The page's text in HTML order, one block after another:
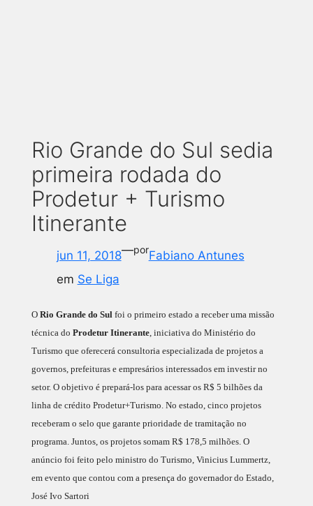
Rio Grande do Sul sedia
primeira rodada do
Prodetur + Turismo
Itinerante
jun 11, 2018—porFabiano Antunes
em Se Liga
O Rio Grande do Sul foi o primeiro estado a receber uma missão
técnica do Prodetur Itinerante, iniciativa do Ministério do
Turismo que oferecerá consultoria especializada de projetos a
governos, prefeituras e empresários interessados em investir no
setor. O objetivo é prepará-los para acessar os R$ 5 bilhões da
linha de crédito Prodetur+Turismo. No estado, cinco projetos
receberam o selo que garante prioridade de tramitação no
programa. Juntos, os projetos somam R$ 178,5 milhões. O
anúncio foi feito pelo ministro do Turismo, Vinicius Lummertz,
em evento que contou com a presença do governador do Estado,
José Ivo Sartori